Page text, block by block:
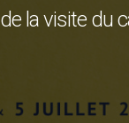
la visite du